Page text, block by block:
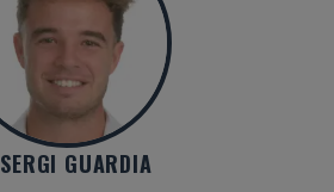
SERGI GUARDIA